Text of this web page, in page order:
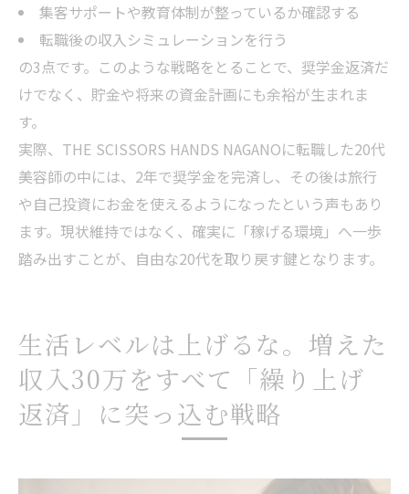
集客サポートや教育体制が整っているか確認する
転職後の収入シミュレーションを行う
の3点です。このような戦略をとることで、奨学金返済だ
けでなく、貯金や将来の資金計画にも余裕が生まれま
す。
実際、THE SCISSORS HANDS NAGANOに転職した20代
美容師の中には、2年で奨学金を完済し、その後は旅行
や自己投資にお金を使えるようになったという声もあり
ます。現状維持ではなく、確実に「稼げる環境」へ一歩
踏み出すことが、自由な20代を取り戻す鍵となります。
生活レベルは上げるな。増えた
収入30万をすべて「繰り上げ
返済」に突っ込む戦略